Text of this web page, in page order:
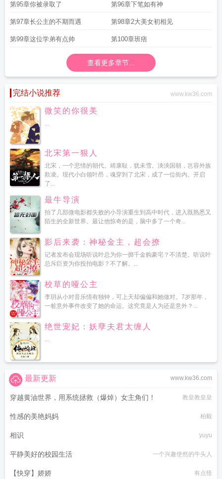
第95章你被录取了 第96章下笔如有神
第97章长公主的不期而遇 第98章2大美女初相见
第99章这位学弟有点帅 第100章班痞
查看更多章节...
完结小说推荐 www.kw36.com
微笑的你很美
...
北宋第一狠人
北宋，一个悲情的朝代。靖康耻，犹未雪。泱泱国朝，岂容外族
欺凌。现代小白领叶昂，魂穿到了北宋，成了一位衙内。开启
了...
最牛导演
拍了几部微电影都失败的小导演重生到高中时代，进入既熟悉又
陌生的全新世界。最让他惊奇的是，脑中多了一个奇...
影后来袭：神秘金主，超会撩
记者发布会现场听说叶总为你一掷千金购豪宅？不清楚。听说叶
总斥巨资为你投拍电影？不了解。...
校草的哑公主
李玥从小对音乐情有独钟，可上天却偏偏和她做对。7岁那年，
一桩意外事件改变了她的命运。这究竟是人为还是意外？...
绝世宠妃：妖孽夫君太缠人
...
www.kw36.com
最新更新
穿越黄油世界，用系统拯救（爆焯）女主角们！ 教皇教皇皇
性感的美艳妈妈 柏毅
相识 yuyu
平静美好的校园生活 一个兴趣使然的牛头人
【快穿】娇娇 有点怪